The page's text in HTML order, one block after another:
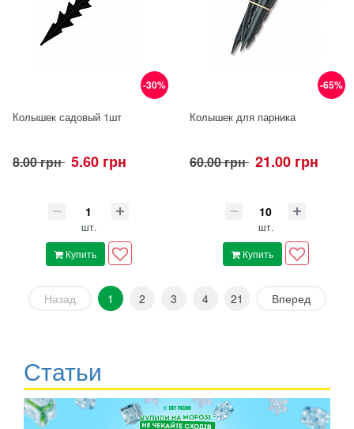
-30%
Колышек садовый 1шт
8.00 грн 5.60 грн
шт.
Купить
-65%
Колышек для парника
60.00 грн 21.00 грн
шт.
Купить
Назад 1 2 3 4 21 Вперед
Статьи